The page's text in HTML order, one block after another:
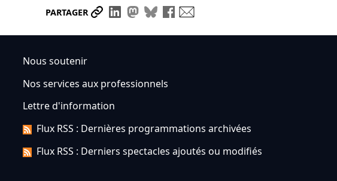
PARTAGER Partager le lien
Partager sur LinkedIn
Partager sur Mastodon
Partager sur Bluesky
Partager sur Facebook
Nous soutenir
Nos services aux professionnels
Lettre d'information
Flux RSS : Dernières programmations archivées
Flux RSS : Derniers spectacles ajoutés ou modifiés